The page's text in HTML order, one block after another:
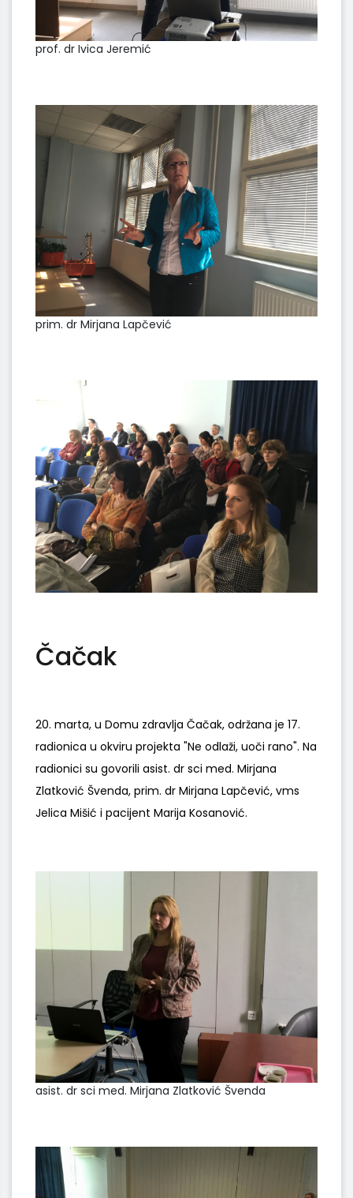
prof. dr Ivica Jeremić
prim. dr Mirjana Lapčević
Čačak
20. marta, u Domu zdravlja Čačak, održana je 17.
radionica u okviru projekta "Ne odlaži, uoči rano". Na
radionici su govorili asist. dr sci med. Mirjana
Zlatković Švenda, prim. dr Mirjana Lapčević, vms
Jelica Mišić i pacijent Marija Kosanović.
asist. dr sci med. Mirjana Zlatković Švenda